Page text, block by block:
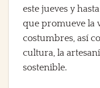
este jueves y
que promueve la
costumbres, así
cultura, la
sostenible.